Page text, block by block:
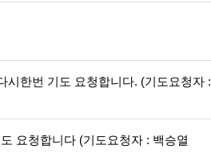
시한번 기도 요청합니다. (기도요청자 :
요청합니다 (기도요청자 : 백승열